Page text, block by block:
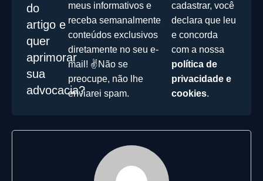
do
artigo e
quer
aprimorar
sua
advocacia?
meus informativos e
receba semanalmente
conteúdos exclusivos
diretamente no seu e-
mail! ✌️Não se
preocupe, não lhe
enviarei spam.
cadastrar, você
declara que leu
e concorda
com a nossa
política de
privacidade e
cookies.